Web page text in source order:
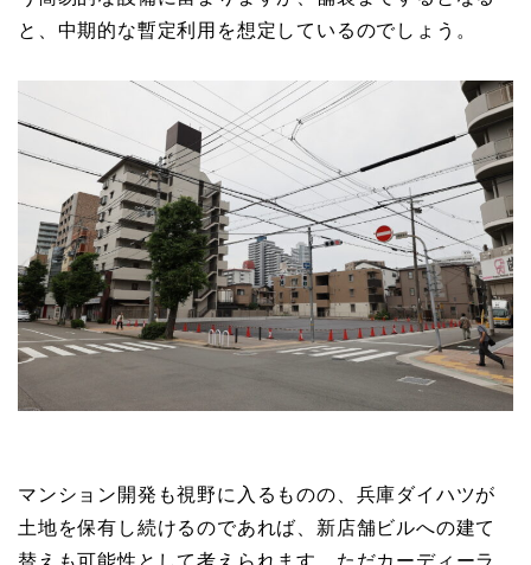
と、中期的な暫定利用を想定しているのでしょう。
マンション開発も視野に入るものの、兵庫ダイハツが
土地を保有し続けるのであれば、新店舗ビルへの建て